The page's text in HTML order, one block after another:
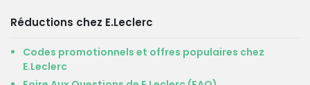
Réductions chez E.Leclerc
Codes promotionnels et offres populaires chez
E.Leclerc